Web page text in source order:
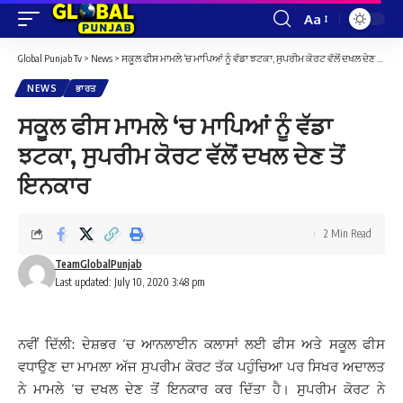
Font
Resizer
Aa
Global Punjab Tv > News > ਸਕੂਲ ਫੀਸ ਮਾਮਲੇ ‘ਚ ਮਾਪਿਆਂ ਨੂੰ ਵੱਡਾ ਝਟਕਾ, ਸੁਪਰੀਮ ਕੋਰਟ ਵੱਲੋਂ ਦਖਲ ਦੇਣ ਤੋਂ ਇਨਕਾਰ
NEWS ਭਾਰਤ
ਸਕੂਲ ਫੀਸ ਮਾਮਲੇ ‘ਚ ਮਾਪਿਆਂ ਨੂੰ ਵੱਡਾ
ਝਟਕਾ, ਸੁਪਰੀਮ ਕੋਰਟ ਵੱਲੋਂ ਦਖਲ ਦੇਣ ਤੋਂ
ਇਨਕਾਰ
Last updated: July 10, 2020 3:48 pm
TeamGlobalPunjab
2 Min Read
ਨਵੀਂ ਦਿੱਲੀ: ਦੇਸ਼ਭਰ ‘ਚ ਆਨਲਾਈਨ ਕਲਾਸਾਂ ਲਈ ਫੀਸ ਅਤੇ ਸਕੂਲ ਫੀਸ
ਵਧਾਉਣ ਦਾ ਮਾਮਲਾ ਅੱਜ ਸੁਪਰੀਮ ਕੋਰਟ ਤੱਕ ਪਹੁੰਚਿਆ ਪਰ ਸਿਖਰ ਅਦਾਲਤ
ਨੇ ਮਾਮਲੇ ‘ਚ ਦਖਲ ਦੇਣ ਤੋਂ ਇਨਕਾਰ ਕਰ ਦਿੱਤਾ ਹੈ। ਸੁਪਰੀਮ ਕੋਰਟ ਨੇ